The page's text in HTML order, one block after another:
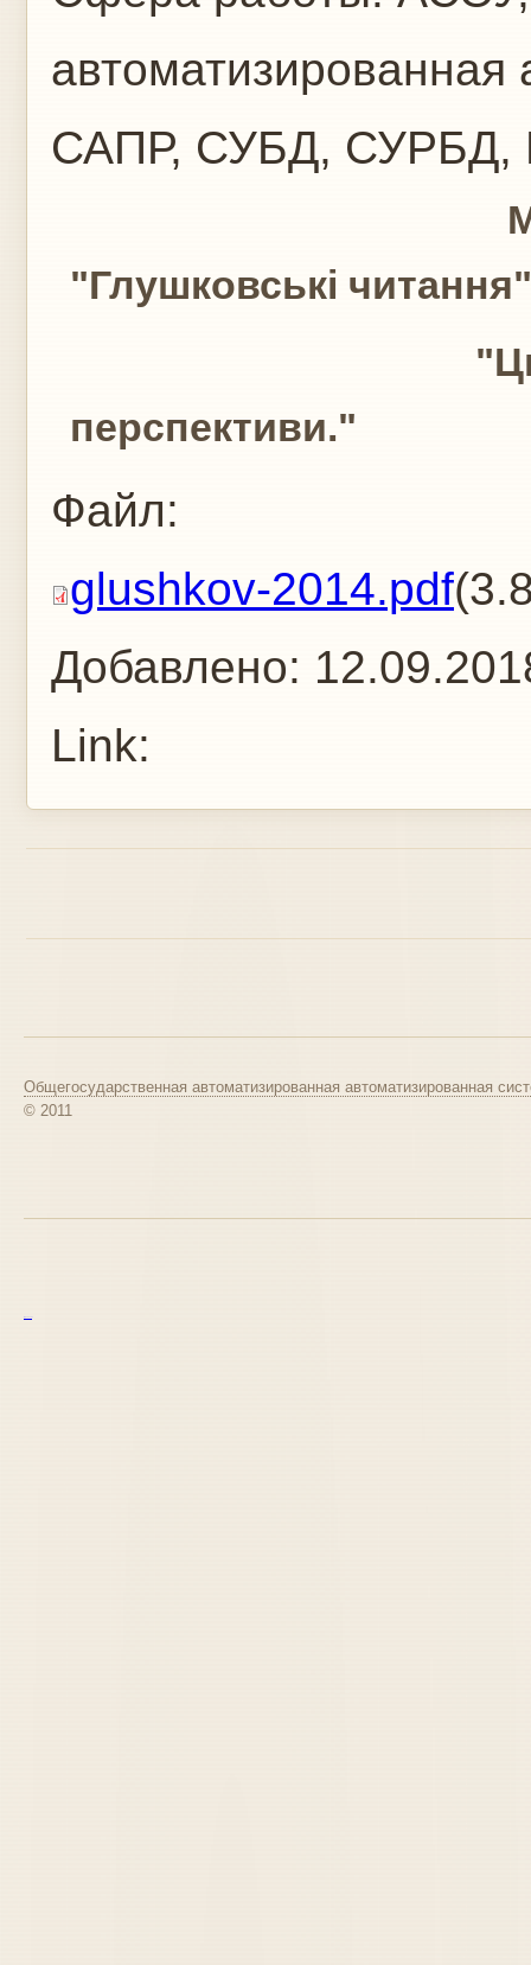
САПР, СУБД, СУРБД,
Матеріали IV
"Глушковські
"Цифрова
перспективи."
Файл:
glushkov-2014.pdf
Добавлено:
Link:
Общегосударственная автоматизированная автоматизированная
© 2011